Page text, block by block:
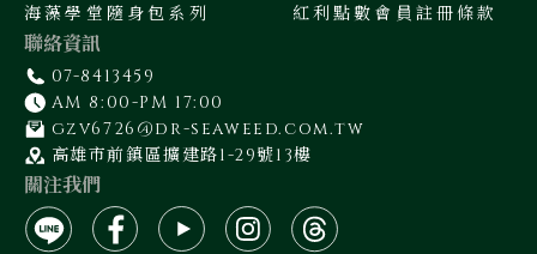
海藻學堂 隨身包系列
紅利點數 會員註冊條款
聯絡資訊
07-8413459
AM 8:00-PM 17:00
gzv6726@dr-seaweed.com.tw
高雄市前鎮區擴建路1-29號13樓
關注我們